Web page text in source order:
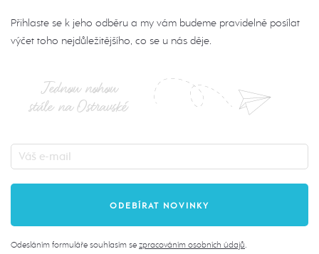
Přihlaste se k jeho odběru a my vám budeme pravidelně posílat
výčet toho nejdůležitějšího, co se u nás děje.
Jednou nohou
stále na Ostravské
Odesláním formuláře souhlasím se zpracováním osobních údajů.